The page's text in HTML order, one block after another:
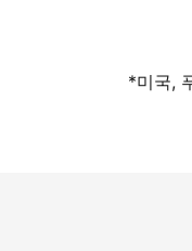
지금
*미국,